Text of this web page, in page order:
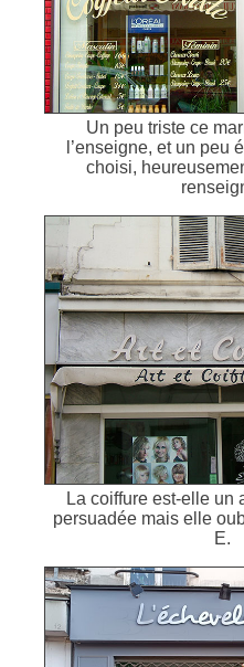
Un peu triste ce
l’enseigne, et un peu
choisi,
La coiffure est-elle un
persuadée mais elle
E.